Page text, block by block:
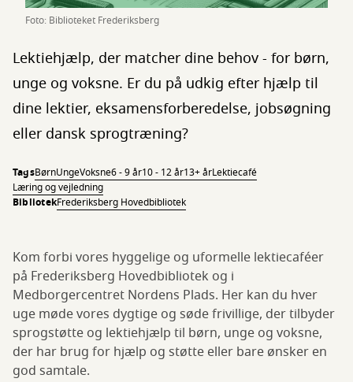
Foto: Biblioteket Frederiksberg
Lektiehjælp, der matcher dine behov - for børn,
unge og voksne. Er du på udkig efter hjælp til
dine lektier, eksamensforberedelse, jobsøgning
eller dansk sprogtræning?
TagsBørnUngeVoksne6 - 9 år10 - 12 år13+ årLektiecafé
Læring og vejledning
BibliotekFrederiksberg Hovedbibliotek
Kom forbi vores hyggelige og uformelle lektiecaféer
på Frederiksberg Hovedbibliotek og i
Medborgercentret Nordens Plads. Her kan du hver
uge møde vores dygtige og søde frivillige, der tilbyder
sprogstøtte og lektiehjælp til børn, unge og voksne,
der har brug for hjælp og støtte eller bare ønsker en
god samtale.